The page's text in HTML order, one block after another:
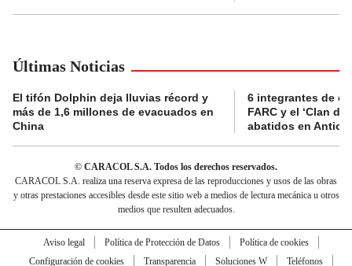
Últimas Noticias
El tifón Dolphin deja lluvias récord y
más de 1,6 millones de evacuados en
China
6 integrantes de
FARC y el ‘Clan
abatidos en
© CARACOL S.A. Todos los derechos reservados.
CARACOL S.A. realiza una reserva expresa de las reproducciones y usos de las obras
y otras prestaciones accesibles desde este sitio web a medios de lectura mecánica u otros
medios que resulten adecuados.
Aviso legal Política de Protección de Datos
Política de cookies
Configuración de cookies
Transparencia Soluciones W
Teléfonos